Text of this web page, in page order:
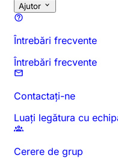
Ajutor
Întrebări frecvente
Întrebări frecvente
Contactați-ne
Luați legătura cu
Cerere de grup